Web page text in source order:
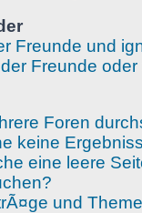
Freunde und
Freunde
Foren
keine
eine leere
und